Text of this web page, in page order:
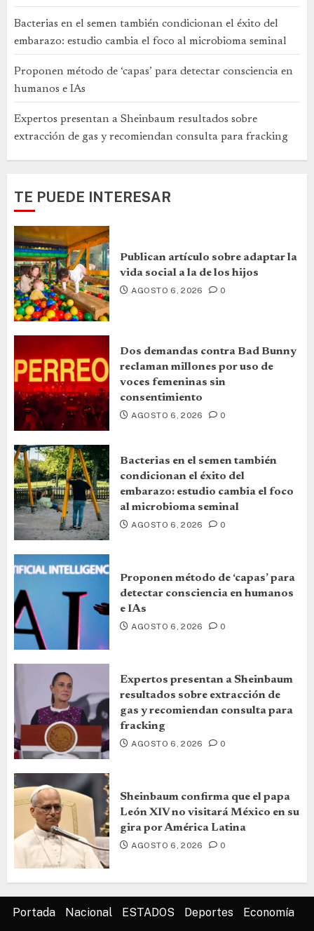
Bacterias en el semen también condicionan el éxito del
embarazo: estudio cambia el foco al microbioma seminal
Proponen método de ‘capas’ para detectar consciencia en
humanos e IAs
Expertos presentan a Sheinbaum resultados sobre
extracción de gas y recomiendan consulta para fracking
TE PUEDE INTERESAR
Publican artículo sobre adaptar la
vida social a la de los hijos
AGOSTO 6, 2026 0
Dos demandas contra Bad Bunny
reclaman millones por uso de
voces femeninas sin
consentimiento
AGOSTO 6, 2026 0
Bacterias en el semen también
condicionan el éxito del
embarazo: estudio cambia el foco
al microbioma seminal
AGOSTO 6, 2026 0
Proponen método de ‘capas’ para
detectar consciencia en humanos
e IAs
AGOSTO 6, 2026 0
Expertos presentan a Sheinbaum
resultados sobre extracción de
gas y recomiendan consulta para
fracking
AGOSTO 6, 2026 0
Sheinbaum confirma que el papa
León XIV no visitará México en su
gira por América Latina
AGOSTO 6, 2026 0
Portada Nacional ESTADOS Deportes Economía